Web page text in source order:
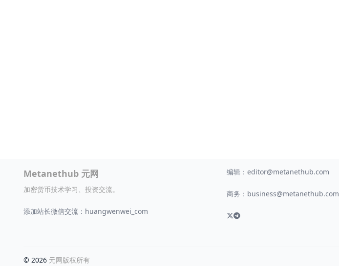
Metanethub 元网
加密货币技术学习、投资交流。
添加站长微信交流：huangwenwei_com
编辑： editor@metanethub.com
商务： business@metanethub.com
© 2026 元网版权所有